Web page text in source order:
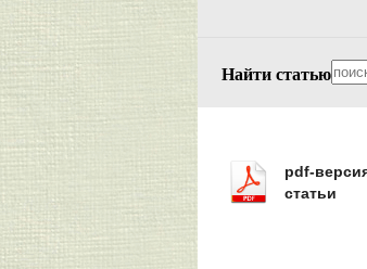
Найти статью
pdf-
статьи